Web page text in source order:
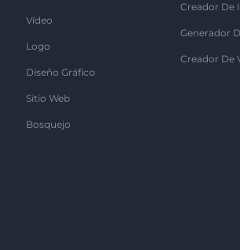
Vídeo
Logo
Diseño Gráfico
Sitio Web
Bosquejo
Creador De
Generador
Creador De